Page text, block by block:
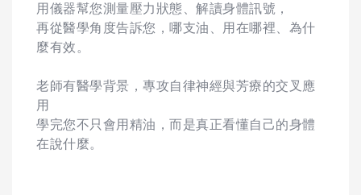
用儀器幫您測量壓力狀態、解讀身體訊號，
再從醫學角度告訴您，哪支油、用在哪裡、為什
麼有效。
老師有醫學背景，專攻自律神經與芳療的交叉應
用
學完您不只會用精油，而是真正看懂自己的身體
在說什麼。